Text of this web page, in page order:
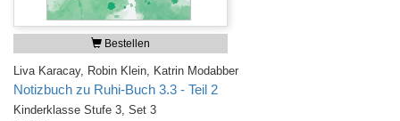
Bestellen
Liva Karacay, Robin Klein, Katrin Modabber
Notizbuch zu Ruhi-Buch 3.3 - Teil 2
Kinderklasse Stufe 3, Set 3